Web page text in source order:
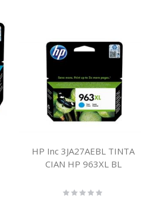
HP Inc 3JA27AEBL TINTA
CIAN HP 963XL BL
Rating: